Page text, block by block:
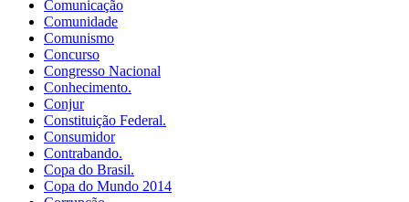
Comunicação
Comunidade
Comunismo
Concurso
Congresso Nacional
Conhecimento.
Conjur
Constituição Federal.
Consumidor
Contrabando.
Copa do Brasil.
Copa do Mundo 2014